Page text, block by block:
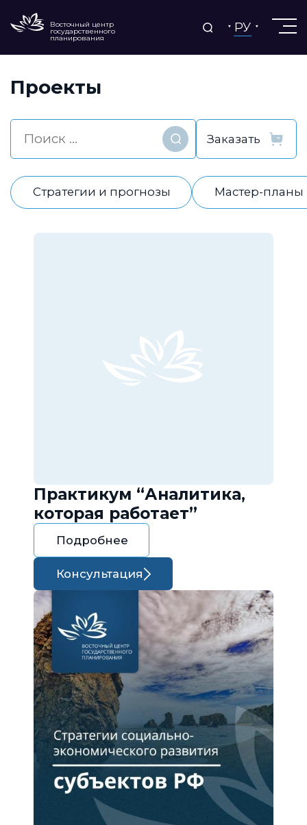
Восточный центр
государственного
планирования
РУ
Проекты
Найти
Стратегии и прогнозы Мастер-планы
Практикум “Аналитика,
которая работает”
Подробнее
Консультация